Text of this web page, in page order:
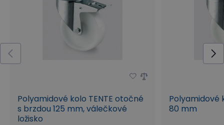
Polyamidové kolo TENTE otočné
s brzdou 125 mm, válečkové
ložisko
Polyamidové
80 mm